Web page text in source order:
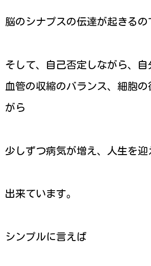
脳のシナプスの伝達が起きるの
そして、自己否定しながら、
血管の収縮のバランス、細胞
がら
少しずつ病気が増え、人生を迎
出来ています。
シンプルに言えば